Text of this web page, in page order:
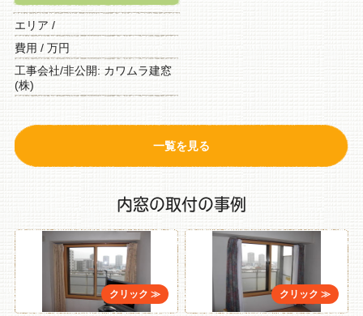
エリア /
費用 / 万円
工事会社/非公開: カワムラ建窓
(株)
一覧を見る
内窓の取付の事例